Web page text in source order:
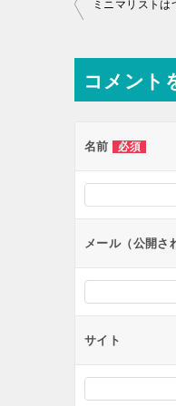
ナ
ビ
ー
ョ
ン
ミニマリスト
コメント
名前 必須
メール（公開さ
サイト